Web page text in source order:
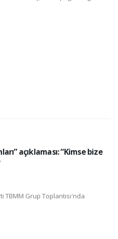
açıklaması: “Kimse bize
TBMM Grup Toplantısı'nda